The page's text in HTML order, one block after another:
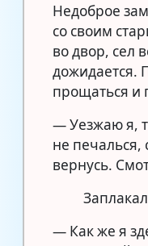
Недоброе
со своим
во двор, сел
дожидается.
прощаться и
— Уезжаю я,
не печалься,
вернусь.
— Как же я